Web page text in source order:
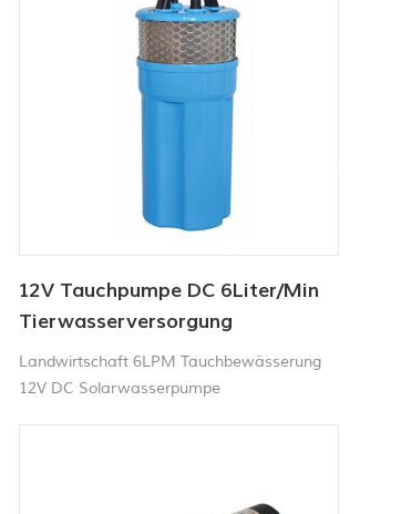
12V Tauchpumpe DC 6Liter/Min
Tierwasserversorgung
Solarwasserpumpe Fabrik
Landwirtschaft 6LPM Tauchbewässerung
12V DC Solarwasserpumpe